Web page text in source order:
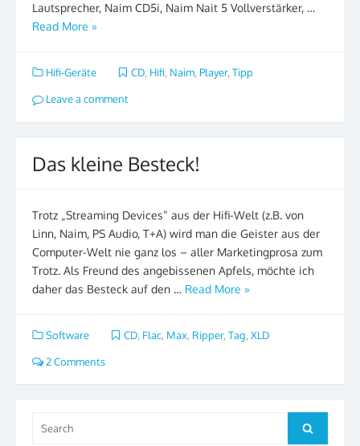
Lautsprecher, Naim CD5i, Naim Nait 5 Vollverstärker, …
Read More »
Hifi-Geräte CD, Hifi, Naim, Player, Tipp
Leave a comment
Das kleine Besteck!
Trotz „Streaming Devices“ aus der Hifi-Welt (z.B. von
Linn, Naim, PS Audio, T+A) wird man die Geister aus der
Computer-Welt nie ganz los – aller Marketingprosa zum
Trotz. Als Freund des angebissenen Apfels, möchte ich
daher das Besteck auf den … Read More »
Software CD, Flac, Max, Ripper, Tag, XLD
2 Comments
for:
Search